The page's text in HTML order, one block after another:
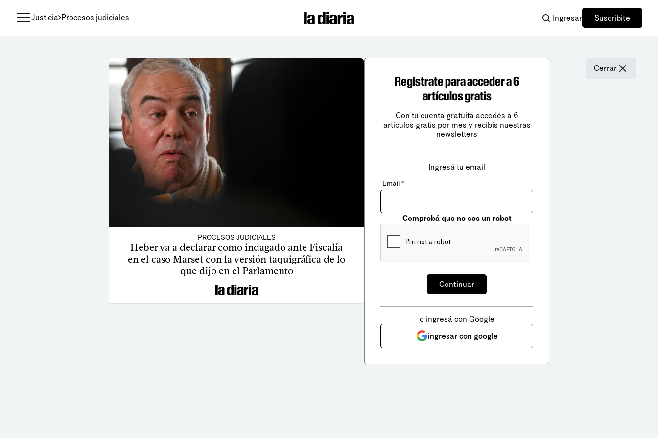
Justicia Procesos judiciales Ingresar Suscribite
PROCESOS JUDICIALES
Heber va a declarar como indagado ante Fiscalía
en el caso Marset con la versión taquigráfica de lo
que dijo en el Parlamento
Cerrar
Registrate para acceder a 6
artículos gratis
Con tu cuenta gratuita accedés a 6
artículos gratis por mes y recibís nuestras
newsletters
Ingresá tu email
Email *
Comprobá que no sos un robot
o ingresá con Google
ingresar con google